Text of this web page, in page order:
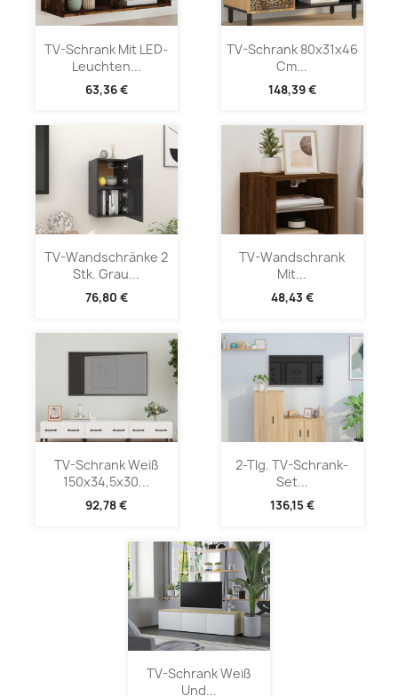
TV-Schrank Mit LED-
Leuchten...
63,36 €
TV-Schrank 80x31x46
Cm...
148,39 €
TV-Wandschränke 2
Stk. Grau...
76,80 €
TV-Wandschrank
Mit...
48,43 €
TV-Schrank Weiß
150x34,5x30...
92,78 €
2-Tlg. TV-Schrank-
Set...
136,15 €
TV-Schrank Weiß
Und...